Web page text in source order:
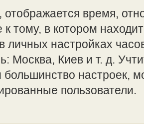
время,
к тому, в котором
личных настройках
Москва, Киев и т. д.
большинство настроек,
пользователи.